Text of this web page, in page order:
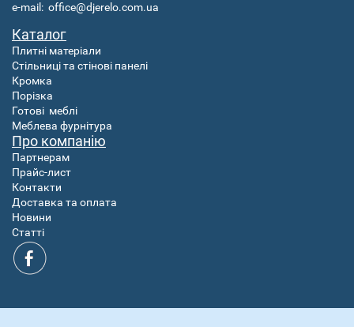
e-mail: office@djerelo.com.ua
Каталог
Плитні матеріали
Стільниці та стінові панелі
Кромка
Порізка
Готові меблі
Меблева фурнітура
Про компанію
Партнерам
Прайс-лист
Контакти
Доставка та оплата
Новини
Статті